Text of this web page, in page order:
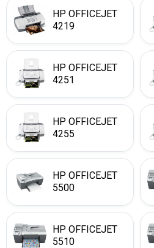
HP OFFICEJET
4219
HP OFFICEJET
4251
HP OFFICEJET
4255
HP OFFICEJET
5500
HP OFFICEJET
5510